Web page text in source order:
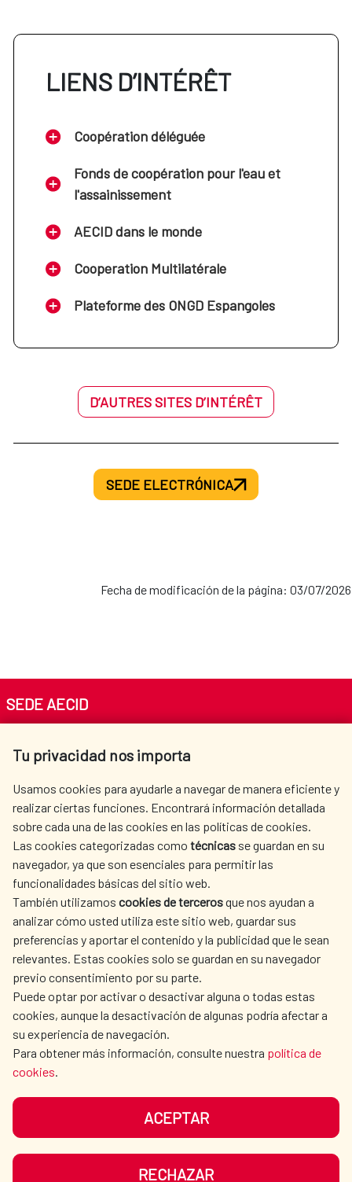
LIENS D’INTÉRÊT
Coopération déléguée
Fonds de coopération pour l'eau et
l'assainissement
AECID dans le monde
Cooperation Multilatérale
Plateforme des ONGD Espangoles
D’AUTRES SITES D’INTÉRÊT
SEDE ELECTRÓNICA
Fecha de modificación de la página: 03/07/2026
Tu privacidad nos importa
Usamos cookies para ayudarle a navegar de manera eficiente y
realizar ciertas funciones. Encontrará información detallada
sobre cada una de las cookies en las políticas de cookies.
Las cookies categorizadas como técnicas se guardan en su
navegador, ya que son esenciales para permitir las
funcionalidades básicas del sitio web.
También utilizamos cookies de tercerosque nos ayudan a
analizar cómo usted utiliza este sitio web, guardar sus
preferencias y aportar el contenido y la publicidad que le sean
relevantes. Estas cookies solo se guardan en su navegador
previo consentimiento por su parte.
Puede optar por activar o desactivar alguna o todas estas
cookies, aunque la desactivación de algunas podría afectar a
su experiencia de navegación.
Para obtener más información, consulte nuestra política de
cookies.
ACEPTAR
RECHAZAR
SEDE AECID
Tel. +34 900 20 30 54​​​​​​​
AECID
OÙ NOUS COOPÉRONS
L'ACTION HUMANITAIRE
ESPAGNOLE
SALLE DE PRESSE
CULTURE ET SCIENCE BIBLIOTHÈQUE
NOS RÉSEAUX SOCIAUX
PROTECTION DES DONNÉES
PLAN DU SITE